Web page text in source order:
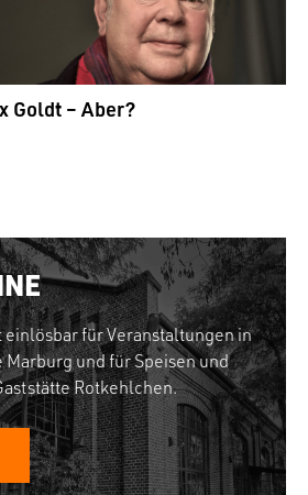
Goldt – Aber?
einlösbar für Veranstaltungen in
und für Speisen und
Rotkehlchen.